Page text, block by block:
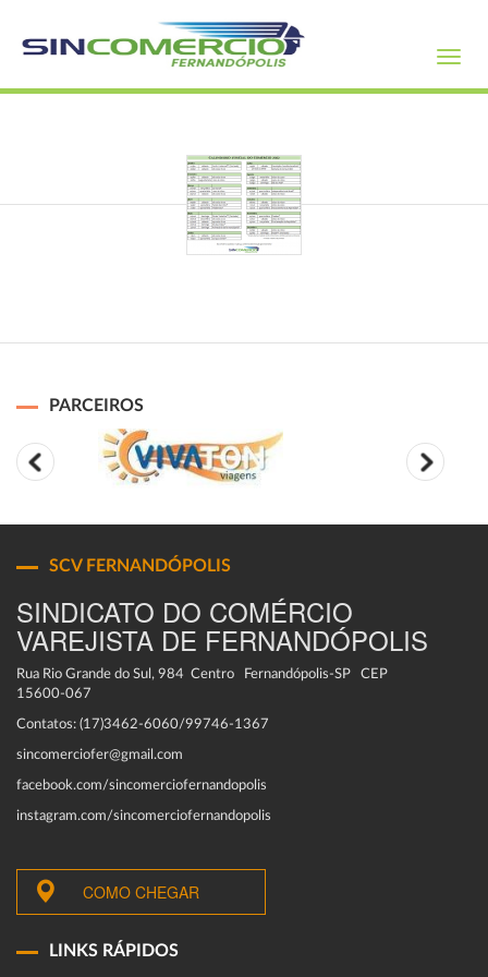
PARCEIROS
SCV FERNANDÓPOLIS
SINDICATO DO COMÉRCIO
VAREJISTA DE FERNANDÓPOLIS
Rua Rio Grande do Sul, 984 Centro Fernandópolis-SP CEP
15600-067
Contatos: (17)3462-6060/99746-1367
sincomerciofer@gmail.com
facebook.com/sincomerciofernandopolis
instagram.com/sincomerciofernandopolis
COMO CHEGAR
LINKS RÁPIDOS